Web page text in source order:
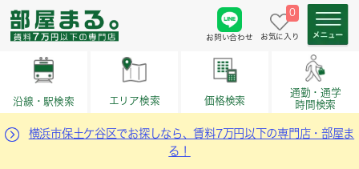
お問い合わせ
0
お気に入り
沿線・駅検索 エリア検索 価格検索
通勤・通学
時間検索
横浜市保土ケ谷区でお探しなら、賃料7万円以下の専門店・部屋ま
る！